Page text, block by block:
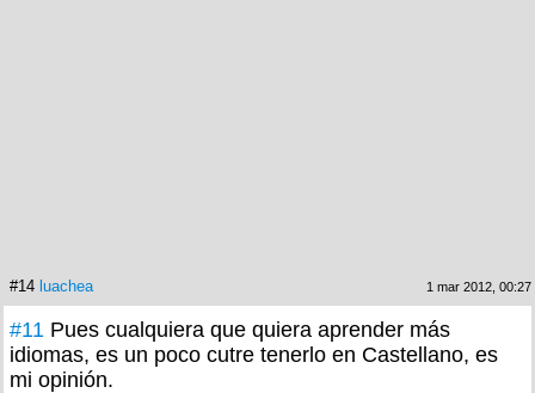
#14 luachea 1 mar 2012, 00:27
#11 Pues cualquiera que quiera aprender más
idiomas, es un poco cutre tenerlo en Castellano, es
mi opinión.